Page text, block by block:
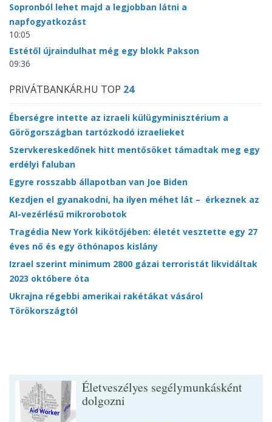
Sopronból lehet majd a legjobban látni a
napfogyatkozást
10:05
Estétől újraindulhat még egy blokk Pakson
09:36
PRIVÁTBANKÁR.HU TOP 24
Éberségre intette az izraeli külügyminisztérium a
Görögországban tartózkodó izraelieket
Szervkereskedőnek hitt mentősöket támadtak meg egy
erdélyi faluban
Egyre rosszabb állapotban van Joe Biden
Kezdjen el gyanakodni, ha ilyen méhet lát – érkeznek az
AI-vezérlésű mikrorobotok
Tragédia New York kikötőjében: életét vesztette egy 27
éves nő és egy öthónapos kislány
Izrael szerint minimum 2800 gázai terroristát likvidáltak
2023 októbere óta
Ukrajna régebbi amerikai rakétákat vásárol
Törökországtól
Életveszélyes segélymunkásként
dolgozni